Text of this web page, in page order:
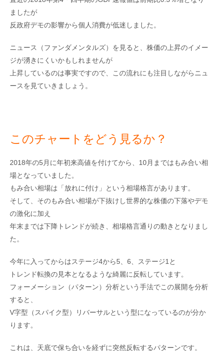
ましたが
反政府デモの影響から個人消費が低迷しました。
ニュース（ファンダメンタルズ）を見ると、株価の上昇のイメー
ジが湧きにくいかもしれませんが
上昇しているのは事実ですので、この流れにも注目しながらニュ
ースを見ていきましょう。
このチャートをどう見るか？
2018年の5月に年初来高値を付けてから、10月まではもみ合い相
場となっていました。
もみ合い相場は「放れに付け」という相場格言があります。
そして、そのもみ合い相場が下抜けし世界的な株価の下落やデモ
の激化に加え
年末までは下降トレンドが続き、相場格言通りの動きとなりまし
た。
今年に入ってからはステージ4から5、6、ステージ1と
トレンド転換の見本となるような綺麗に反転しています。
フォーメーション（パターン）分析という手法でこの展開を分析
すると、
V字型（スパイク型）リバーサルという型になっているのが分か
ります。
これは、天底で保ち合いを経ずに突然反転するパターンです。